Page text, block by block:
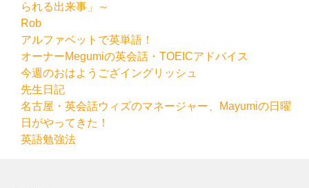
られる出来事」～
Rob
アルファベットで英単語！
オーナーMegumiの英会話・TOEICアドバイス
今週のおはようござイングリッシュ
先生日記
名古屋・英会話ウィズのマネージャー、Mayumiの日曜
日がやってきた！
英語勉強法